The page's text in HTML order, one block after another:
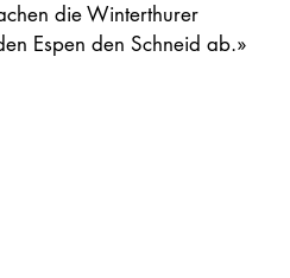
die Winterthurer
Espen den Schneid ab.»